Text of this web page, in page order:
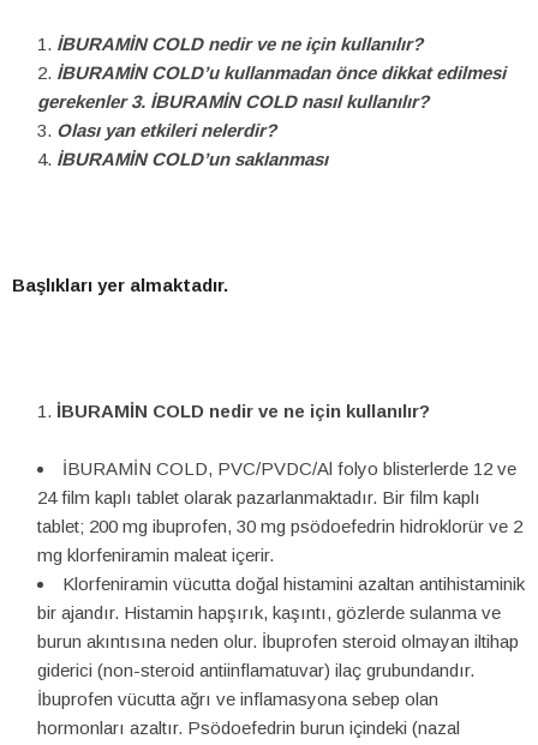
İBURAMİN COLD nedir ve ne için kullanılır?
İBURAMİN COLD’u kullanmadan önce dikkat edilmesi
gerekenler 3. İBURAMİN COLD nasıl kullanılır?
Olası yan etkileri nelerdir?
İBURAMİN COLD’un saklanması
Başlıkları yer almaktadır.
İBURAMİN COLD nedir ve ne için kullanılır?
İBURAMİN COLD, PVC/PVDC/Al folyo blisterlerde 12 ve
24 film kaplı tablet olarak pazarlanmaktadır. Bir film kaplı
tablet; 200 mg ibuprofen, 30 mg psödoefedrin hidroklorür ve 2
mg klorfeniramin maleat içerir.
Klorfeniramin vücutta doğal histamini azaltan antihistaminik
bir ajandır. Histamin hapşırık, kaşıntı, gözlerde sulanma ve
burun akıntısına neden olur. İbuprofen steroid olmayan iltihap
giderici (non-steroid antiinflamatuvar) ilaç grubundandır.
İbuprofen vücutta ağrı ve inflamasyona sebep olan
hormonları azaltır. Psödoefedrin burun içindeki (nazal